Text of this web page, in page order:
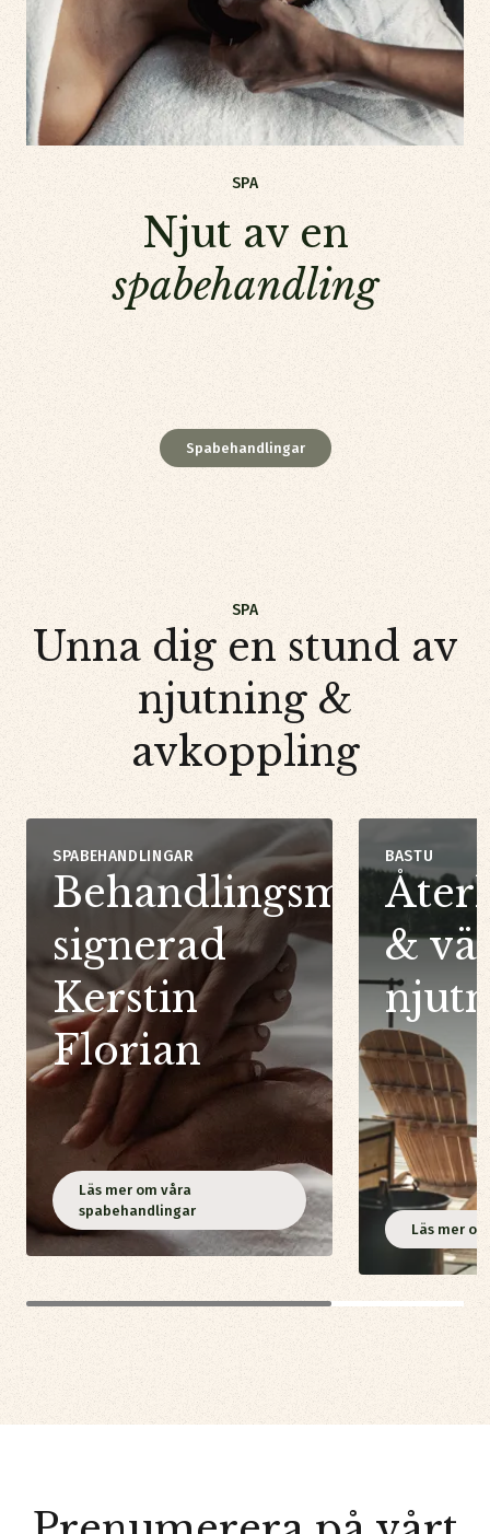
SPA
Njut av enspabehandling
Njut av en
spabehandling
Spabehandlingar
SPA
Unna dig en stund av
njutning &
avkoppling
SPABEHANDLINGAR
Behandlingsmeny
signerad
Kerstin
Florian
Läs mer om våra
spabehandlingar
BASTU
&
Läs mer